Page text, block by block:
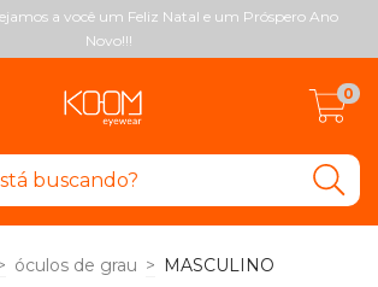
a você um Feliz Natal e um Próspero Ano
Novo!!!
0
óculos de grau > MASCULINO